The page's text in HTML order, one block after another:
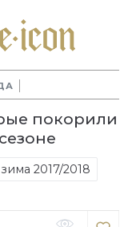
покорили
2017/2018